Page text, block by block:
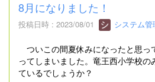
8月になりました！
投稿日時 : 2023/08/01 システム管
ついこの間夏休みになったと思っ
ってしまいました。竜王西小学校の
ているでしょうか？